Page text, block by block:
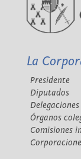
La
Presidente
Diputados
Delegaciones
Órganos
Comisiones